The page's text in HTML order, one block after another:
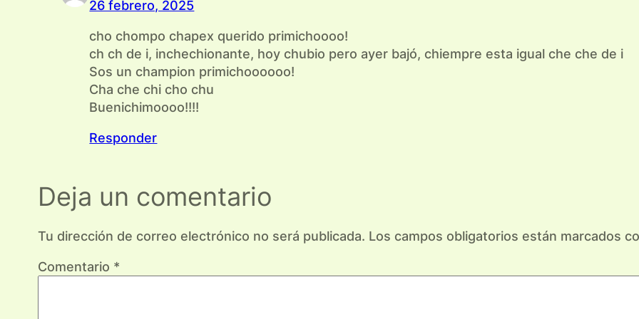
26 febrero, 2025
cho chompo chapex querido primichoooo!
ch ch de i, inchechionante, hoy chubio pero ayer bajó, chiempre esta igual che che de i
Sos un champion primichoooooo!
Cha che chi cho chu
Buenichimoooo!!!!
Responder
Deja un comentario
Tu dirección de correo electrónico no será publicada. Los campos obligatorios están marcados
Comentario *